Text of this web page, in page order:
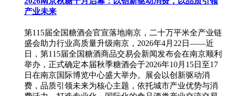
产业未来
第115届全国糖酒会官宣落地南京，二十万平米全产业链
盛会助力行业高质量升级南京，2026年4月22日——近
日，第115届全国糖酒商品交易会新闻发布会在南京顺利
举办，正式确定本届秋季糖酒会于2026年10月15日至17
日在南京国际博览中心盛大举办。展会以创新驱动消
费，品质引领未来为核心主题，依托城市产业优势与消